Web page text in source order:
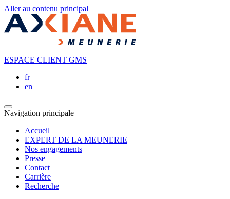
Aller au contenu principal
ESPACE CLIENT GMS
fr
en
Navigation principale
Accueil
EXPERT DE LA MEUNERIE
Nos engagements
Presse
Contact
Carrière
Recherche